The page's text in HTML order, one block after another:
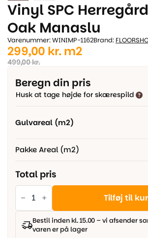
Vinyl SPC
Oak Manaslu
Varenummer: WINIMP-1162Brand:
499,00kr.
Den
oprindelige
pris
var:
299,00 kr.
Den
aktuelle
pris
er:
m2
Beregn din pris
Husk at tage højde for skærespild
Gulvareal (m2)
Pakke Areal (m2)
Total pris
Vinyl
SPC
Herregårdsplank
-
Manaslu
antal
Tilføj til
Bestil inden kl. 15.00 – vi afsender
varen er på lager